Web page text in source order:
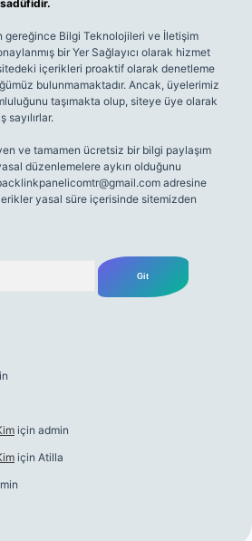
gereğince Bilgi Teknolojileri ve İletişim
bir Yer Sağlayıcı olarak hizmet
içerikleri proaktif olarak denetleme
bulunmamaktadır. Ancak, üyelerimiz
taşımakta olup, siteye üye olarak
sayılırlar.
ve tamamen ücretsiz bir bilgi paylaşım
düzenlemelere aykırı olduğunu
adresine
yasal süre içerisinde sitemizden
için admin
için Atilla